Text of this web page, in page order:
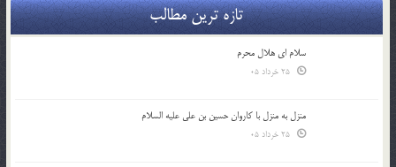
تازه ترین مطالب
سلام ای هلال محرم
منزل به منزل با کاروان حسین بن علی علیه السلام